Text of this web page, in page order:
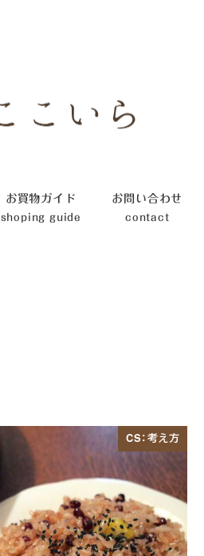
お買物ガイド
shoping guide
お問い合わせ
contact
CS：考え方